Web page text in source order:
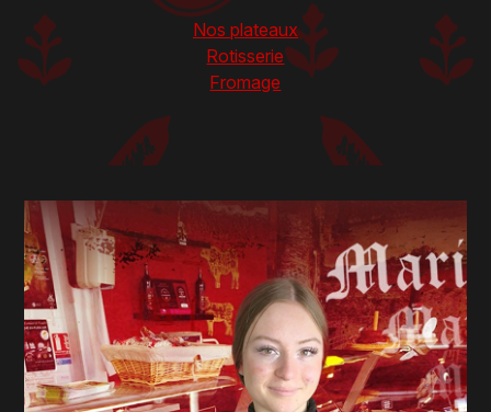
Nos plateaux
Rotisserie
Fromage